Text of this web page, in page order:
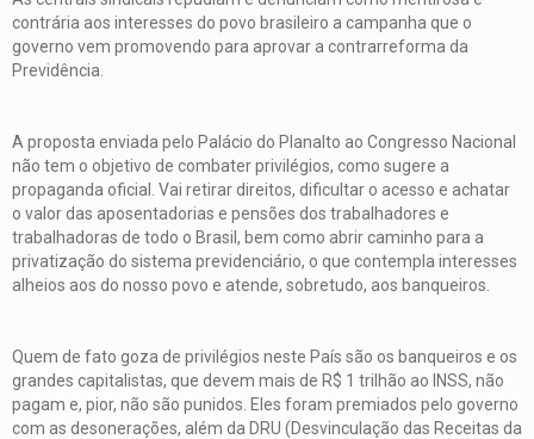
contrária aos interesses do povo brasileiro a campanha que o
governo vem promovendo para aprovar a contrarreforma da
Previdência.
A proposta enviada pelo Palácio do Planalto ao Congresso Nacional
não tem o objetivo de combater privilégios, como sugere a
propaganda oficial. Vai retirar direitos, dificultar o acesso e achatar
o valor das aposentadorias e pensões dos trabalhadores e
trabalhadoras de todo o Brasil, bem como abrir caminho para a
privatização do sistema previdenciário, o que contempla interesses
alheios aos do nosso povo e atende, sobretudo, aos banqueiros.
Quem de fato goza de privilégios neste País são os banqueiros e os
grandes capitalistas, que devem mais de R$ 1 trilhão ao INSS, não
pagam e, pior, não são punidos. Eles foram premiados pelo governo
com as desonerações, além da DRU (Desvinculação das Receitas da